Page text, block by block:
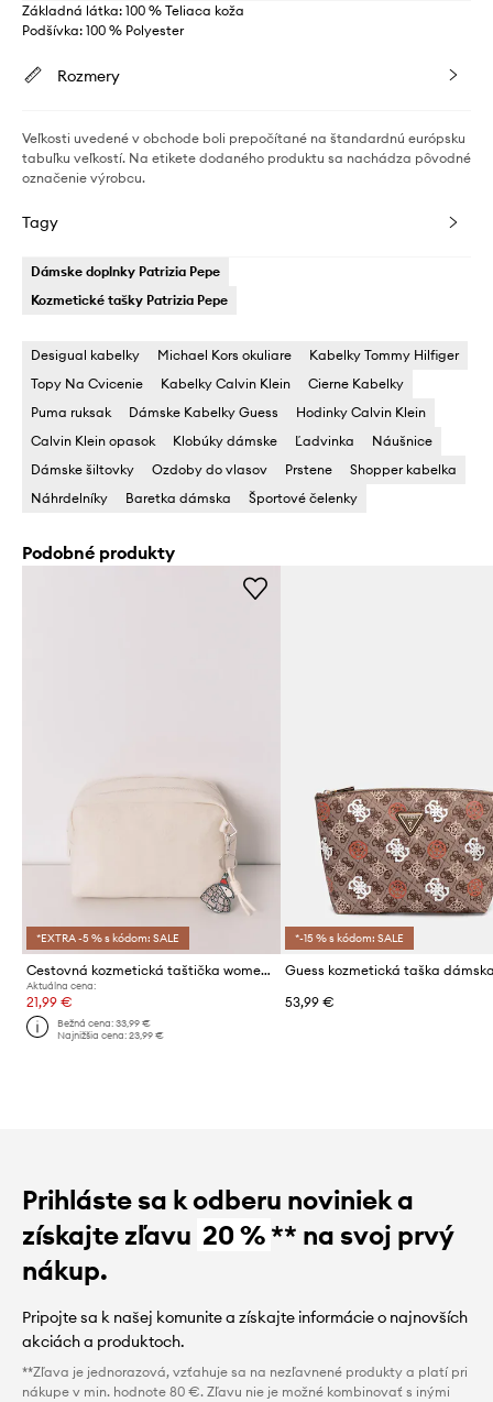
Základná látka: 100 % Teliaca koža
Podšívka: 100 % Polyester
Rozmery
Veľkosti uvedené v obchode boli prepočítané na štandardnú európsku
tabuľku veľkostí. Na etikete dodaného produktu sa nachádza pôvodné
označenie výrobcu.
Tagy
Dámske doplnky Patrizia Pepe
Kozmetické tašky Patrizia Pepe
Desigual kabelky Michael Kors okuliare
Kabelky Tommy Hilfiger
Topy Na Cvicenie
Kabelky Calvin Klein
Cierne Kabelky
Puma ruksak
Dámske Kabelky Guess
Hodinky Calvin Klein
Calvin Klein opasok
Klobúky dámske Ľadvinka
Náušnice
Dámske šiltovky
Ozdoby do vlasov Prstene
Shopper kabelka
Náhrdelníky
Baretka dámska Športové čelenky
Podobné produkty
*EXTRA -5 % s kódom: SALE
Cestovná kozmetická taštička women'secret x SNOOPY
Aktuálna cena:
21,99 €
Bežná cena:33,99 €
Najnižšia cena:23,99 €
*-15 % s kódom: SALE
53,99 €
Prihláste sa k odberu noviniek a
získajte zľavu 20 %** na svoj prvý
nákup.
Pripojte sa k našej komunite a získajte informácie o najnovších
akciách a produktoch.
**Zľava je jednorazová, vzťahuje sa na nezľavnené produkty a platí pri
nákupe v min. hodnote 80 €. Zľavu nie je možné kombinovať s inými